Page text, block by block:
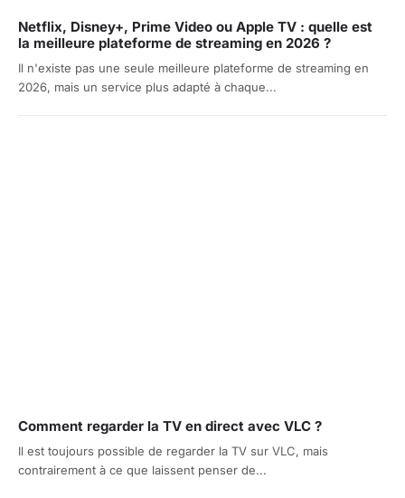
Netflix, Disney+, Prime Video ou Apple TV : quelle est
la meilleure plateforme de streaming en 2026 ?
Il n'existe pas une seule meilleure plateforme de streaming en
2026, mais un service plus adapté à chaque...
Comment regarder la TV en direct avec VLC ?
Il est toujours possible de regarder la TV sur VLC, mais
contrairement à ce que laissent penser de...